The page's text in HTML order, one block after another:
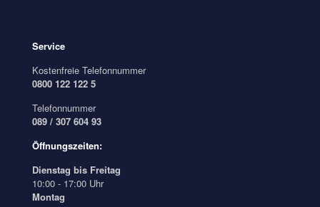
Service
Kostenfreie Telefonnummer
0800 122 122 5
Telefonnummer
089 / 307 604 93
Öffnungszeiten:
Dienstag bis Freitag
10:00 - 17:00 Uhr
Montag